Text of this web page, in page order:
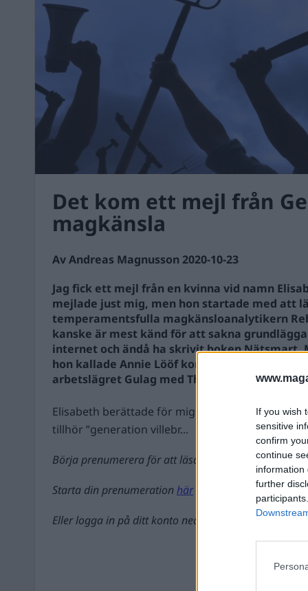
If you wish
sensitive
confirm
continue
information
further
Det kom ett mejl från
magkänsla
Av Andreas Magnusson 2020-10-23
Jag fick ett mejl från en kvinna vid namn
mejlade just mig, men hon startade med att
temperamentsfulla magkänsloanalytikern
kanske är mest känd för att sakna
internet och ändå ha skrivit boken Nätsmart.
hon kallade Annie Lööf kommunist och när
arbetslägret Gulag med The Muppet Show.
Elisabeth berättade för mig i mejlet som följde
tillhör ”generation villebr...
Börja prenumerera för att läsa detta innehåll.
Starta din prenumerationhär
Eller logga in på ditt konto nedan: